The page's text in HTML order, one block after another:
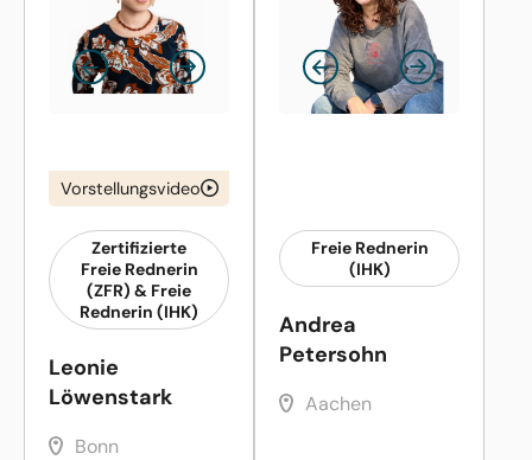
Vorstellungsvideo
Zertifizierte
Freie Rednerin
(ZFR) & Freie
Rednerin (IHK)
Leonie
Löwenstark
Bonn
Freie Rednerin
(IHK)
Andrea
Petersohn
Aachen